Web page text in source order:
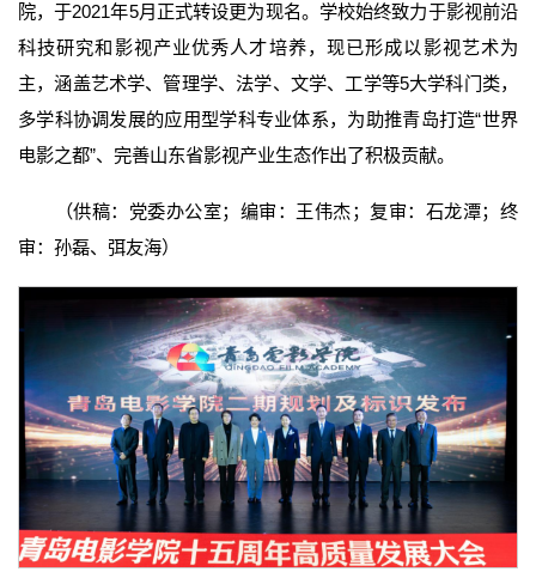
院，于2021年5月正式转设更为现名。学校始终致力于影视前沿
科技研究和影视产业优秀人才培养，现已形成以影视艺术为
主，涵盖艺术学、管理学、法学、文学、工学等5大学科门类，
多学科协调发展的应用型学科专业体系，为助推青岛打造“世界
电影之都”、完善山东省影视产业生态作出了积极贡献。
（供稿：党委办公室；编审：王伟杰；复审：石龙潭；终
审：孙磊、弭友海）